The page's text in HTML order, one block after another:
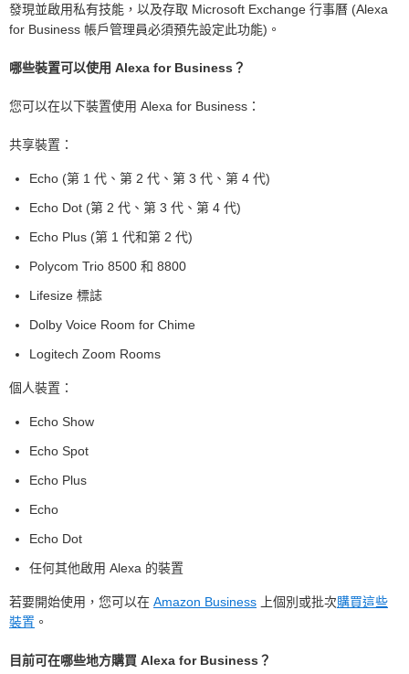
發現並啟用私有技能，以及存取 Microsoft Exchange 行事曆 (Alexa
for Business 帳戶管理員必須預先設定此功能)。
哪些裝置可以使用 Alexa for Business？
您可以在以下裝置使用 Alexa for Business：
共享裝置：
Echo (第 1 代、第 2 代、第 3 代、第 4 代)
Echo Dot (第 2 代、第 3 代、第 4 代)
Echo Plus (第 1 代和第 2 代)
Polycom Trio 8500 和 8800
Lifesize 標誌
Dolby Voice Room for Chime
Logitech Zoom Rooms
個人裝置：
Echo Show
Echo Spot
Echo Plus
Echo
Echo Dot
任何其他啟用 Alexa 的裝置
若要開始使用，您可以在 Amazon Business 上個別或批次購買這些
裝置 。
目前可在哪些地方購買 Alexa for Business？